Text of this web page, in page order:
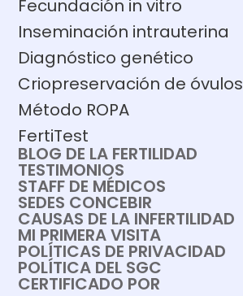
Fecundación in vitro
Inseminación intrauterina
Diagnóstico genético
Criopreservación de óvulos
Método ROPA
FertiTest
BLOG DE LA FERTILIDAD
TESTIMONIOS
STAFF DE MÉDICOS
SEDES CONCEBIR
CAUSAS DE LA INFERTILIDAD
MI PRIMERA VISITA
POLÍTICAS DE PRIVACIDAD
POLÍTICA DEL SGC
CERTIFICADO POR